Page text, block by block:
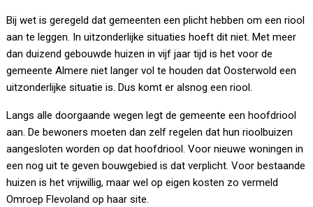
Bij wet is geregeld dat gemeenten een plicht hebben om een riool
aan te leggen. In uitzonderlijke situaties hoeft dit niet. Met meer
dan duizend gebouwde huizen in vijf jaar tijd is het voor de
gemeente Almere niet langer vol te houden dat Oosterwold een
uitzonderlijke situatie is. Dus komt er alsnog een riool.
Langs alle doorgaande wegen legt de gemeente een hoofdriool
aan. De bewoners moeten dan zelf regelen dat hun rioolbuizen
aangesloten worden op dat hoofdriool. Voor nieuwe woningen in
een nog uit te geven bouwgebied is dat verplicht. Voor bestaande
huizen is het vrijwillig, maar wel op eigen kosten zo vermeld
Omroep Flevoland op haar site.